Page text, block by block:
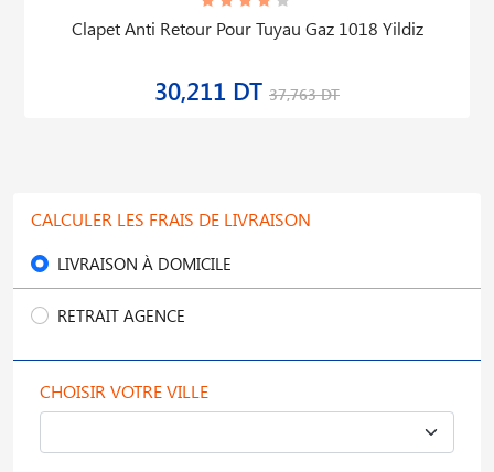
Clapet Anti Retour Pour Tuyau Gaz 1018 Yildiz
30,211 DT 37,763 DT
CALCULER LES FRAIS DE LIVRAISON
LIVRAISON À DOMICILE
RETRAIT AGENCE
CHOISIR VOTRE VILLE